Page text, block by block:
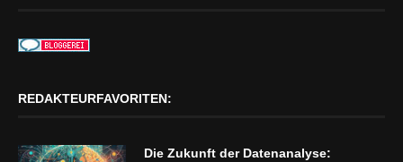
REDAKTEURFAVORITEN:
Die Zukunft der Datenanalyse: